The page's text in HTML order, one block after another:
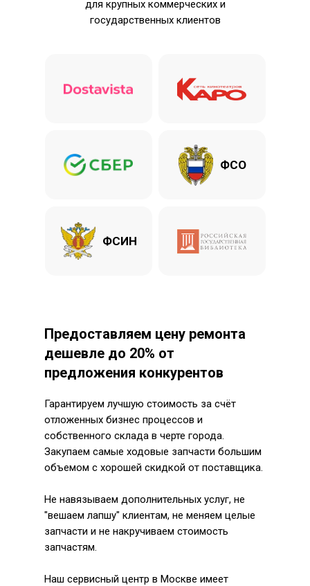
для крупных коммерческих и
государственных клиентов
ФСО
ФСИН
Предоставляем цену ремонта
дешевле до 20% от
предложения конкурентов
Гарантируем лучшую стоимость за счёт
отложенных бизнес процессов и
собственного склада в черте города.
Закупаем самые ходовые запчасти большим
объемом с хорошей скидкой от поставщика.
Не навязываем дополнительных услуг, не
"вешаем лапшу" клиентам, не меняем целые
запчасти и не накручиваем стоимость
запчастям.
Наш сервисный центр в Москве имеет